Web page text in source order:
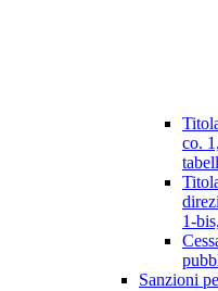
co.
1-
Sanzioni